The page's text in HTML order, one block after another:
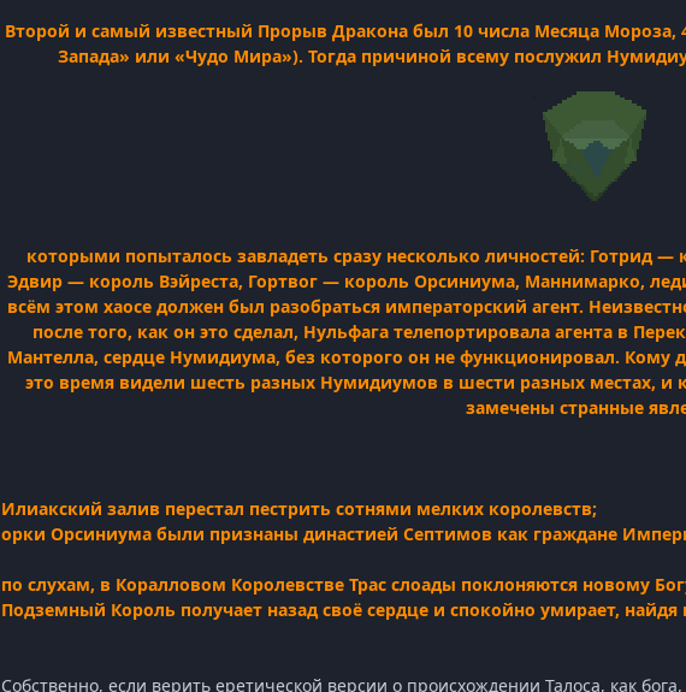
Второй и самый известный Прорыв Дракона был 10 числа Месяца Мороза,
Запада» или «Чудо Мира»). Тогда причиной всему послужил
которыми попыталось завладеть сразу несколько личностей: Готрид
Эдвир — король Вэйреста, Гортвог — король Орсиниума, Маннимарко,
всём этом хаосе должен был разобраться императорский агент.
после того, как он это сделал, Нульфага телепортировала агента в
Мантелла, сердце Нумидиума, без которого он не функционировал. Кому
это время видели шесть разных Нумидиумов в шести разных местах,
замечены странные
Илиакский залив перестал пестрить сотнями мелких королевств;
орки Орсиниума были признаны династией Септимов как граждане
по слухам, в Коралловом Королевстве Трас слоады поклоняются новому
Подземный Король получает назад своё сердце и спокойно умирает,
Собственно, если верить еретической версии о происхождении Талоса, как